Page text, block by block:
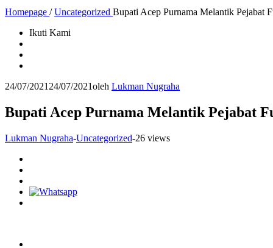
Homepage / Uncategorized Bupati Acep Purnama Melantik Pejabat
Ikuti Kami
24/07/2021 24/07/2021oleh Lukman Nugraha
Bupati Acep Purnama Melantik Pejabat
Lukman Nugraha-Uncategorized-26 views